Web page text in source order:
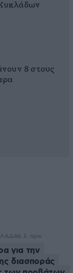
8 στους
6 λ. πριν
για την
διασποράς